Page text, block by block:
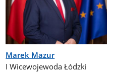
Marek Mazur
I Wicewojewoda Łódzki